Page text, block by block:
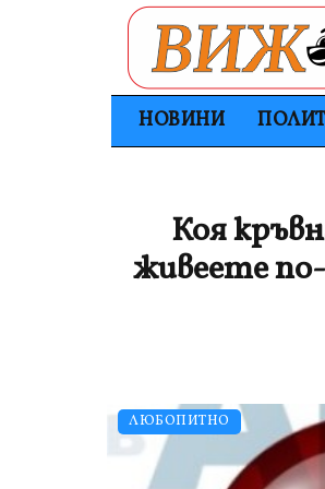
НОВИНИ
ЛЮБОПИТНО
Коя
живеете